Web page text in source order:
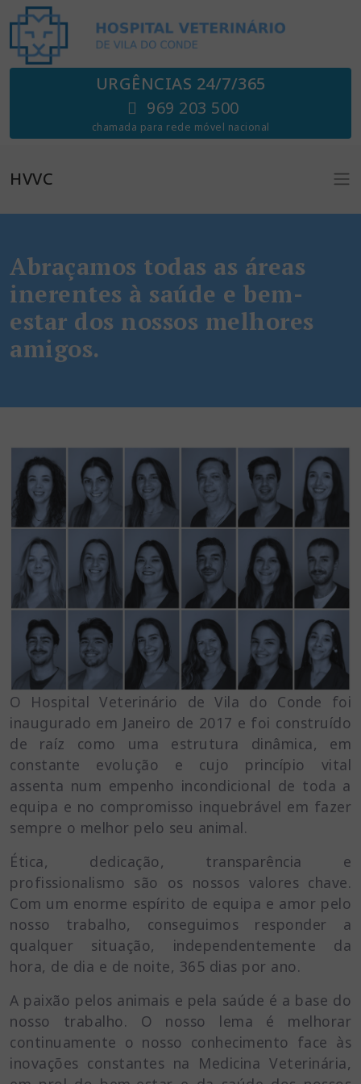
URGÊNCIAS 24/7/365
969 203 500
chamada para rede móvel nacional
HVVC
Abraçamos todas as áreas
inerentes à saúde e bem-
estar dos nossos melhores
amigos.
O Hospital Veterinário de Vila do Conde foi
inaugurado em Janeiro de 2017 e foi construído
de raíz como uma estrutura dinâmica, em
constante evolução e cujo princípio vital
assenta num empenho incondicional de toda a
equipa e no compromisso inquebrável em fazer
sempre o melhor pelo seu animal.
Ética, dedicação, transparência e
profissionalismo são os nossos valores chave.
Com um enorme espírito de equipa e amor pelo
nosso trabalho, conseguimos responder a
qualquer situação, independentemente da
hora, de dia e de noite, 365 dias por ano.
A paixão pelos animais e pela saúde é a base do
nosso trabalho. O nosso lema é melhorar
continuamente o nosso conhecimento face às
inovações constantes na Medicina Veterinária,